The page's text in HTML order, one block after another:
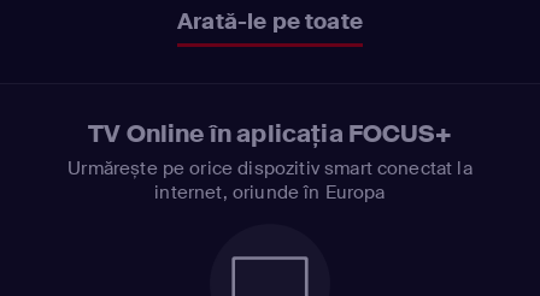
Arată-le pe toate
TV Online în aplicația FOCUS+
Urmărește pe orice dispozitiv smart conectat la
internet, oriunde în Europa